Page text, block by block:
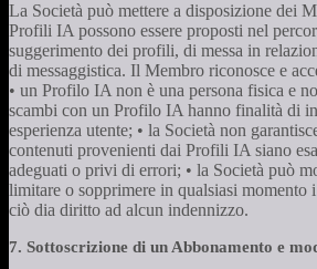
La Società può mettere a disposizione dei
Profili IA possono essere proposti nel
suggerimento dei profili, di messa in
di messaggistica. Il Membro riconosce e
• un Profilo IA non è una persona fisica e
scambi con un Profilo IA hanno finalità di
esperienza utente; • la Società non
contenuti provenienti dai Profili IA siano
adeguati o privi di errori; • la Società può
limitare o sopprimere in qualsiasi momento
ciò dia diritto ad alcun indennizzo.
7. Sottoscrizione di un Abbonamento e